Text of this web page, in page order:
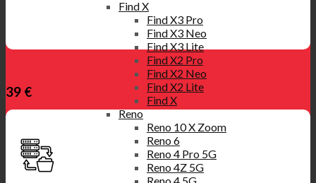
Find X
Find X3 Pro
Find X3 Neo
Find X3 Lite
Find X2 Pro
Find X2 Neo
Find X2 Lite
Find X
Reno
Reno 10 X Zoom
Reno 6
Reno 4 Pro 5G
Reno 4Z 5G
39 €